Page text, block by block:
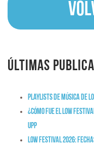
Últimas
Playlists de música de
¿Cómo fue el Low
Upp
Low Festival 2026: